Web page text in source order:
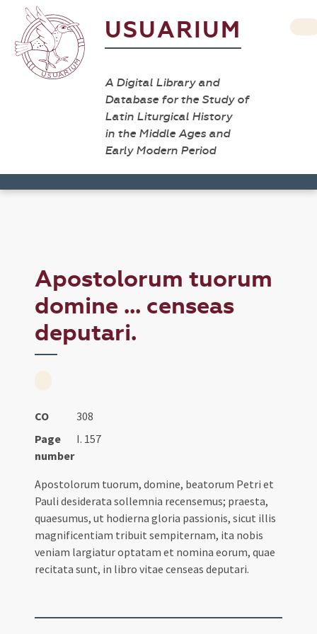
USUARIUM
A Digital Library and
Database for the Study of
Latin Liturgical History
in the Middle Ages and
Early Modern Period
Apostolorum tuorum
domine ... censeas
deputari.
CO
308
Page
number
I. 157
Apostolorum tuorum, domine, beatorum Petri et
Pauli desiderata sollemnia recensemus; praesta,
quaesumus, ut hodierna gloria passionis, sicut illis
magnificentiam tribuit sempiternam, ita nobis
veniam largiatur optatam et nomina eorum, quae
recitata sunt, in libro vitae censeas deputari.